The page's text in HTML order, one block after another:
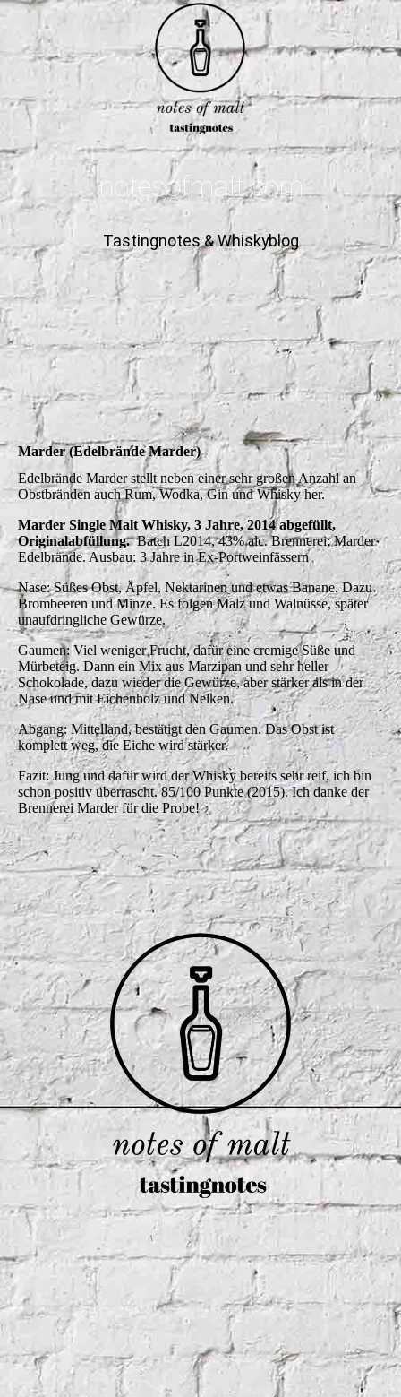
notesofmalt.com
Tastingnotes & Whiskyblog
Marder (Edelbrände Marder)
Edelbrände Marder stellt neben einer sehr großen Anzahl an
Obstbränden auch Rum, Wodka, Gin und Whisky her.
Marder Single Malt Whisky, 3 Jahre, 2014 abgefüllt,
Originalabfüllung.Batch L2014, 43% alc. Brennerei: Marder
Edelbrände. Ausbau: 3 Jahre in Ex-Portweinfässern
Nase: Süßes Obst, Äpfel, Nektarinen und etwas Banane. Dazu
Brombeeren und Minze. Es folgen Malz und Walnüsse, später
unaufdringliche Gewürze.
Gaumen: Viel weniger Frucht, dafür eine cremige Süße und
Mürbeteig. Dann ein Mix aus Marzipan und sehr heller
Schokolade, dazu wieder die Gewürze, aber stärker als in der
Nase und mit Eichenholz und Nelken.
Abgang: Mittelland, bestätigt den Gaumen. Das Obst ist
komplett weg, die Eiche wird stärker.
Fazit: Jung und dafür wird der Whisky bereits sehr reif, ich bin
schon positiv überrascht. 85/100 Punkte (2015). Ich danke der
Brennerei Marder für die Probe!